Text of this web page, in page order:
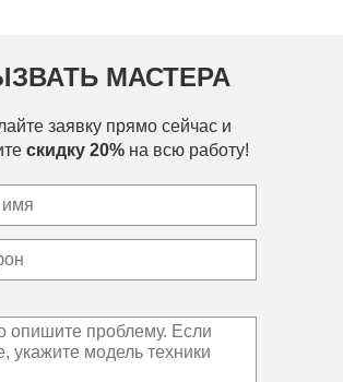
МАСТЕРА
заявку прямо сейчас и
скидку 20% на всю работу!